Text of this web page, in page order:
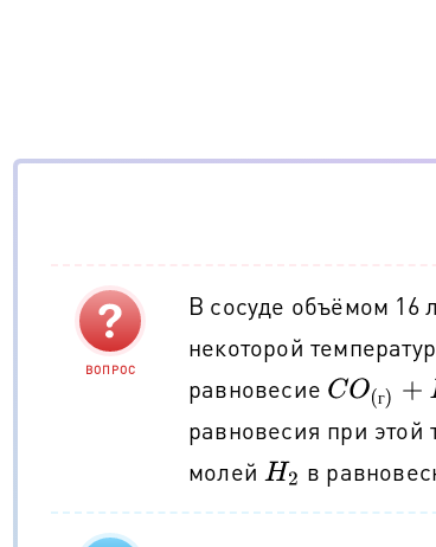
ВОПРОС
В сосуде объёмом 16
некоторой
равновесие
г
CO(г)+ H2
равновесия при этой
молей H2 в